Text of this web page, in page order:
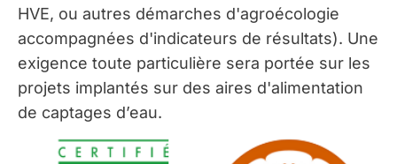
HVE, ou autres démarches d'agroécologie
accompagnées d'indicateurs de résultats). Une
exigence toute particulière sera portée sur les
projets implantés sur des aires d'alimentation
de captages d’eau.